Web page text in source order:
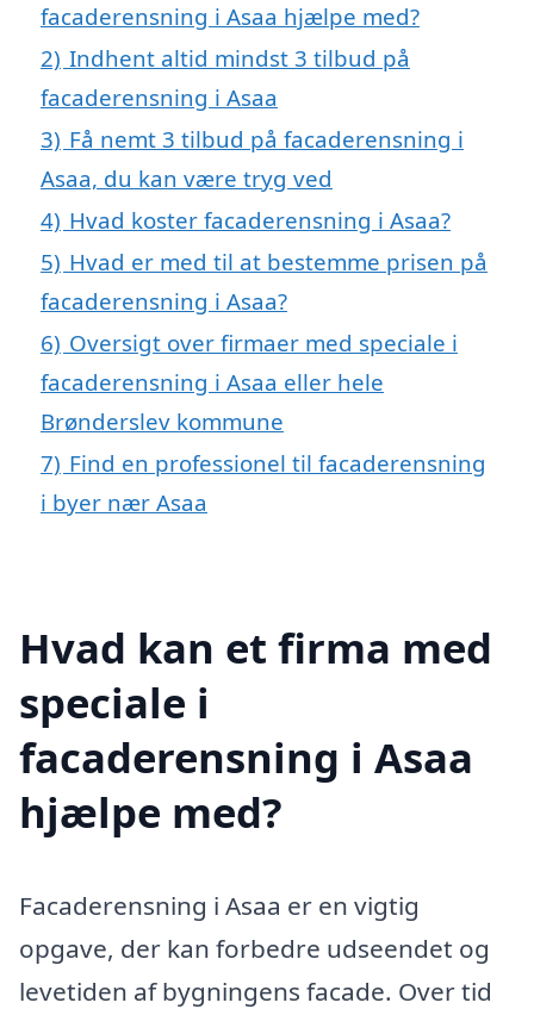
facaderensning i Asaa hjælpe med?
2) Indhent altid mindst 3 tilbud på
facaderensning i Asaa
3) Få nemt 3 tilbud på facaderensning i
Asaa, du kan være tryg ved
4) Hvad koster facaderensning i Asaa?
5) Hvad er med til at bestemme prisen på
facaderensning i Asaa?
6) Oversigt over firmaer med speciale i
facaderensning i Asaa eller hele
Brønderslev kommune
7) Find en professionel til facaderensning
i byer nær Asaa
Hvad kan et firma med
speciale i
facaderensning i Asaa
hjælpe med?
Facaderensning i Asaa er en vigtig
opgave, der kan forbedre udseendet og
levetiden af bygningens facade. Over tid